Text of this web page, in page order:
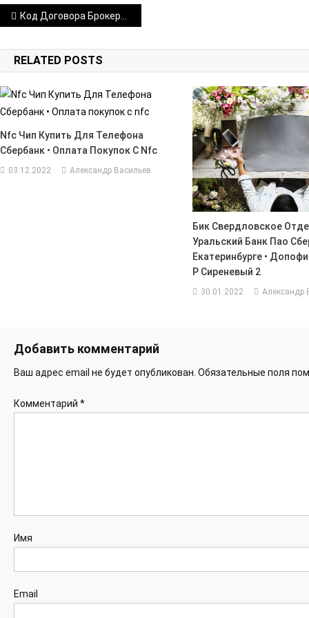
Навигация
по
записям
Код Договора Брокерского Обслуживания Сбербанк Как Узнать • Возможности и преимущества
RELATED POSTS
Nfc Чип Купить Для Телефона
Сбербанк • Оплата Покупок С Nfc
03.12.2022 Александр Васильев
Бик Свердловское
Уральский Банк Пао
Екатеринбурге •
Р Сиреневый 2
30.01.2022 Александр
Добавить комментарий
Ваш адрес email не будет опубликован. Обязательные поля
Комментарий *
Имя
Email